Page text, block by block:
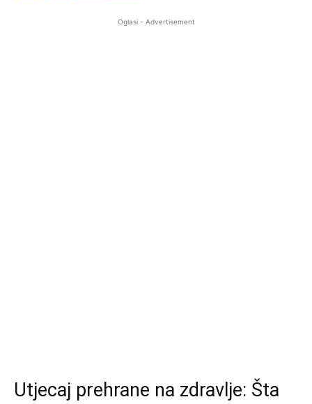
Oglasi - Advertisement
Utjecaj prehrane na zdravlje: Šta